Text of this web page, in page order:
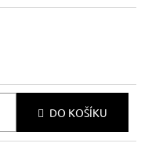
DO KOŠÍKU